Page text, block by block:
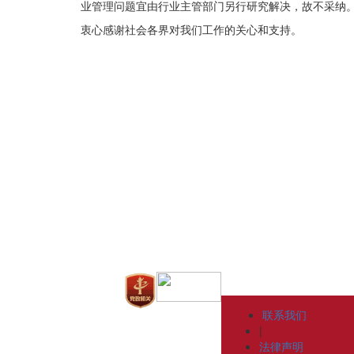
业管理问题宜由行业主管部门另行研究解决，故不采纳
衷心感谢社会各界对我们工作的关心和支持。
联系我们
|
法律声明